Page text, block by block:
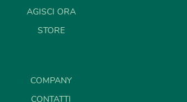
AGISCI ORA
STORE
COMPANY
CONTATTI